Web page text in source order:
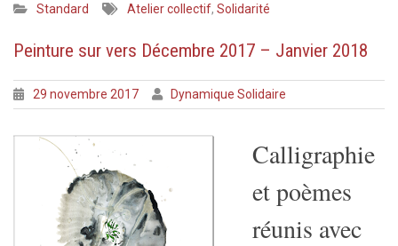
Standard Atelier collectif, Solidarité
Peinture sur vers Décembre 2017 – Janvier 2018
29 novembre 2017 Dynamique Solidaire
Calligraphie
et poèmes
réunis avec